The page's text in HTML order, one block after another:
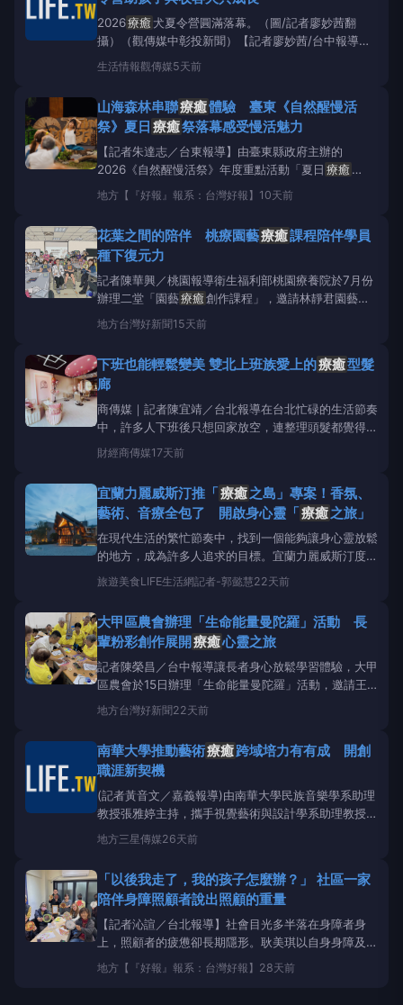
2026療癒 犬夏令營圓滿落幕。（圖/記者廖妙茜翻
攝）（觀傳媒中彰投新聞）【記者廖妙茜/台中報導】
一句「謝謝你，
療癒
陪伴的珍貴情誼。相癒心理諮商所今年暑假再次攜手台
高階班」，並於今（1）
生活情報觀傳媒5天前
山海森林串聯療癒體驗 臺東《自然醒慢活
祭》夏日 療癒祭落幕感受慢活魅力
【記者朱達志／台東報導】由臺東縣政府主辦的
2026《自然醒慢活祭》年度重點活動「夏日 療癒
祭」，7/25、26日一連兩天日在臺東森林公園舉行，
活動以「 療癒 舞台」、「紓壓舞台」及「
風格，打造融合自然、人文與五感體驗的療癒場域。
活動
地方 【『好報』報系：台灣好報】 10天前
花葉之間的陪伴 桃療園藝療癒課程陪伴學員
種下復元力
記者陳華興／桃園報導衛生福利部桃園療養院於7月份
辦理二堂「園藝療癒創作課程」，邀請林靜君園藝治
療師帶領復健工廠學員及日間留院學員共同參與，課程
以「收藏美好」與「種下幸福」為主軸，透過壓花藝術
作之間放慢步調，感受自然帶來的平靜與支持。在壓花
藝術創作中，學
地方台灣好新聞 15天前
下班也能輕鬆變美 雙北上班族愛上的療癒型髮
廊
商傳媒｜記者陳宜靖／台北報導在台北忙碌的生活節奏
中，許多人下班後只想回家放空，連整理頭髮都覺得有
些奢侈。不過現在，「下班後輕鬆變美」正逐漸成為一
種新的生活選擇，讓變髮不再只是例行公事，而是一
湖的PeloHairSal
財經商傳媒17天前
宜蘭力麗威斯汀推「療癒之島」專案！香氛、
藝術、音療全包了 開啟身心靈「療癒之旅」
在現代生活的繁忙節奏中，找到一個能夠讓身心靈放鬆
的地方，成為許多人追求的目標。宜蘭力麗威斯汀度假
酒店正是這樣一個理想的避風港。今年夏季，該酒店與
台灣知名香氛品牌伊聖詩(cosmescents)及伊日藝術
HealingIsland》
旅遊美食LIFE生活網記者-郭懿慧22天前
大甲區農會辦理「生命能量曼陀羅」活動 長
輩粉彩創作展開療癒心靈之旅
記者陳榮昌／台中報導讓長者身心放鬆學習體驗，大甲
區農會於15日辦理「生命能量曼陀羅」活動，邀請王
順弘老師帶領30餘位長輩，透過身體覺察、呼吸練
習、律動伸展及粉彩曼陀羅創作，展開一場結合藝術
先完成健康量測，關心自身健康狀況，為一天的學習做
好準備。隨後，王順
地方台灣好新聞 22天前
南華大學推動藝術療癒跨域培力有有成 開創
職涯新契機
(記者黃音文／嘉義報導)由南華大學民族音樂學系助理
教授張雅婷主持，攜手視覺藝術與設計學系助理教授郭
正雄、建築學系助理教授方芷君及產品與室內設計學系
助理教授李弘偉等人，共同執行教育部青年發展署「藝
計畫，歷經一系列跨領域專業課程、工作坊及醫療臨床
觀摩後，於日
地方三星傳媒26天前
「以後我走了，我的孩子怎麼辦？」 社區一家
陪伴身障照顧者說出照顧的重量
【記者沁諠／台北報導】社會目光多半落在身障者身
上，照顧者的疲憊卻長期隱形。耿美琪以自身身障及照
顧者的雙重經驗出發，發起「用愛陪伴礙」計畫，帶領
高雄身心障礙家庭透過故事分享與藝術
地方 【『好報』報系：台灣好報】 28天前